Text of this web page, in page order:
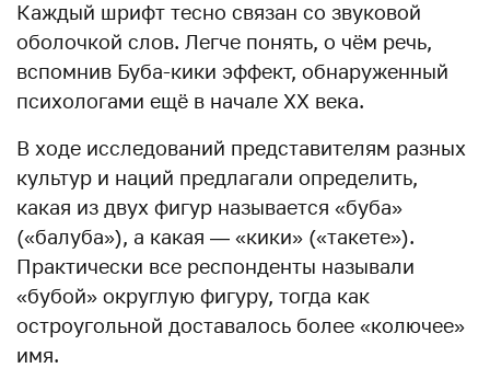
Каждый шрифт тесно связан со звуковой
оболочкой слов. Легче понять, о чём речь,
вспомнив Буба-кики эффект, обнаруженный
психологами ещё в начале XX века.
В ходе исследований представителям разных
культур и наций предлагали определить,
какая из двух фигур называется «буба»
(«балуба»), а какая — «кики» («такете»).
Практически все респонденты называли
«бубой» округлую фигуру, тогда как
остроугольной доставалось более «колючее»
имя.